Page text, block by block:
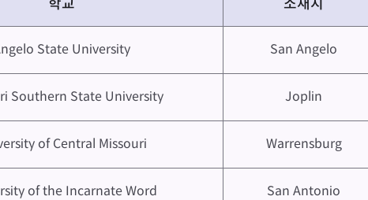
학교 소재지
State University San Angelo
Southern State University Joplin
of Central Missouri Warrensburg
of the Incarnate Word San Antonio